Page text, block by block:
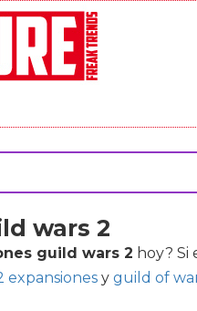
wars 2
guild wars 2 hoy? Si
expansiones y guild of